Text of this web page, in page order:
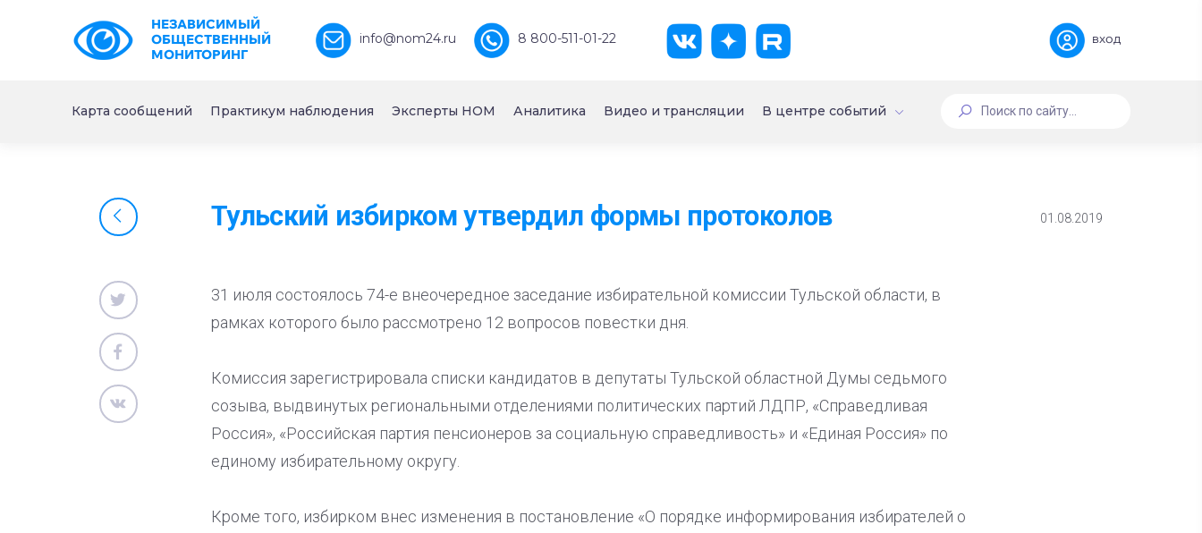
НЕЗАВИСИМЫЙ
ОБЩЕСТВЕННЫЙ
МОНИТОРИНГ
info@nom24.ru 8 800-511-01-22 вход
Карта сообщений Практикум наблюдения Эксперты НОМ Аналитика Видео и трансляции В центре событий
Тульский избирком утвердил формы протоколов 01.08.2019
31 июля состоялось 74-е внеочередное заседание избирательной комиссии Тульской области, в
рамках которого было рассмотрено 12 вопросов повестки дня.
Комиссия зарегистрировала списки кандидатов в депутаты Тульской областной Думы седьмого
созыва, выдвинутых региональными отделениями политических партий ЛДПР, «Справедливая
Россия», «Российская партия пенсионеров за социальную справедливость» и «Единая Россия» по
единому избирательному округу.
Кроме того, избирком внес изменения в постановление «О порядке информирования избирателей о